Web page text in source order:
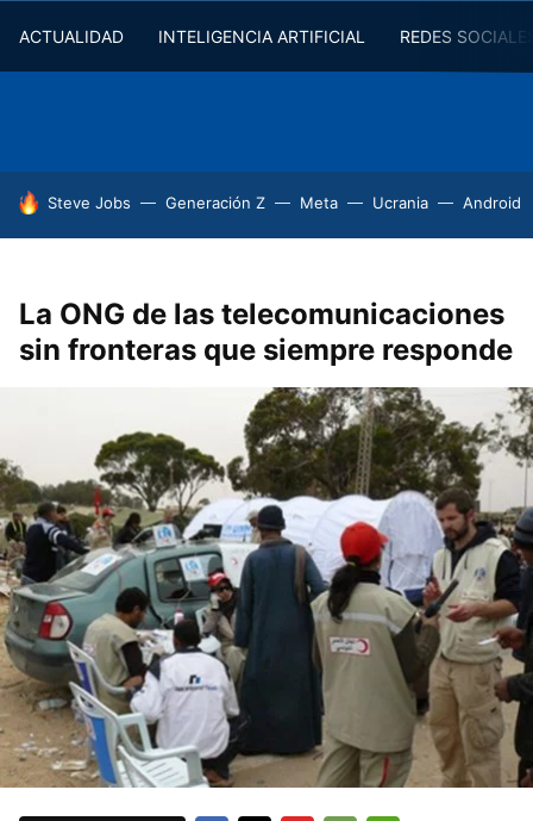
ACTUALIDAD INTELIGENCIA ARTIFICIAL REDES
HOY SE HABLA DE
Steve Jobs Generación Z Meta Ucrania Android
La ONG de las telecomunicaciones
sin fronteras que siempre responde